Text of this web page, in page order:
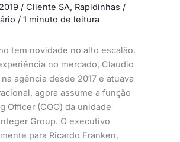
/ Cliente SA, Rapidinhas /
/ 1 minuto de leitura
tem novidade no alto escalão.
no mercado, Claudio
agência desde 2017 e atuava
agora assume a função
Officer (COO) da unidade
Group. O executivo
para Ricardo Franken,